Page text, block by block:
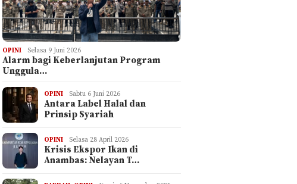
OPINI Selasa 9 Juni 2026
Alarm bagi Keberlanjutan Program
Unggula…
OPINI Sabtu 6 Juni 2026
Antara Label Halal dan
Prinsip Syariah
OPINI Selasa 28 April 2026
Krisis Ekspor Ikan di
Anambas: Nelayan T…